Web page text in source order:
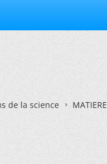
de la science MATIERE